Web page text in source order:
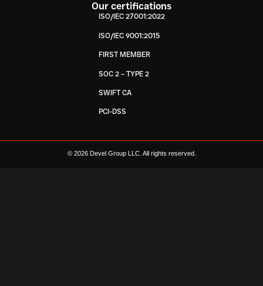
Our certifications
ISO/IEC 27001:2022
ISO/IEC 9001:2015
FIRST MEMBER
SOC 2 – TYPE 2
SWIFT CA
PCI-DSS
© 2026 Devel Group LLC. All rights reserved.